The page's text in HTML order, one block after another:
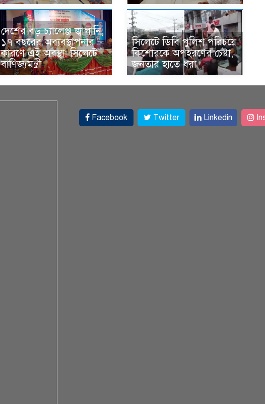
দেশের বড় চ্যালেঞ্জ জ্বালানি,
১৭ বছরের অব্যবস্থাপনার
কারণে এই অবস্থা: সিলেটে
বাণিজ্যমন্ত্রী
সিলেটে ডিবি পুলিশ পরিচয়ে
কিশোরকে অপহরণের চেষ্টা,
জনতার হাতে ধরা
Facebook Twitter Linkedin